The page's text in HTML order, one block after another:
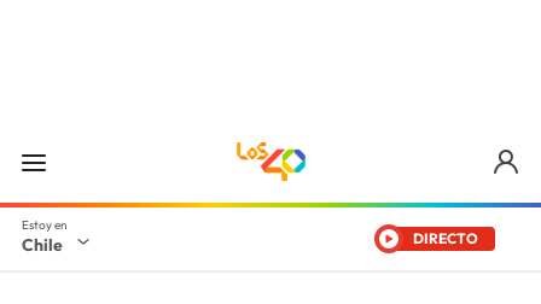
Chile DIRECTO